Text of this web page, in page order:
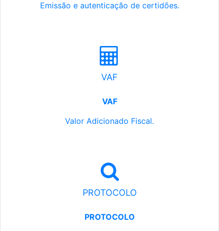
Emissão e autenticação de certidões.
VAF
VAF
Valor Adicionado Fiscal.
PROTOCOLO
PROTOCOLO